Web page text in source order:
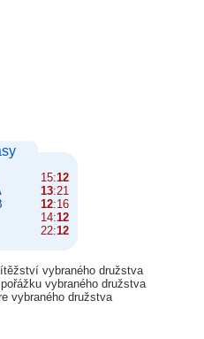
15:12
13:21
12:16
14:12
22:12
vybraného družstva
vybraného družstva
vybraného družstva